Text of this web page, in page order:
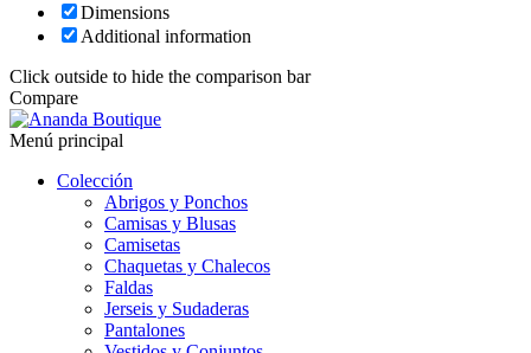
Dimensions
Additional information
Click outside to hide the comparison bar
Compare
Menú principal
Colección
Abrigos y Ponchos
Camisas y Blusas
Camisetas
Chaquetas y Chalecos
Faldas
Jerseis y Sudaderas
Pantalones